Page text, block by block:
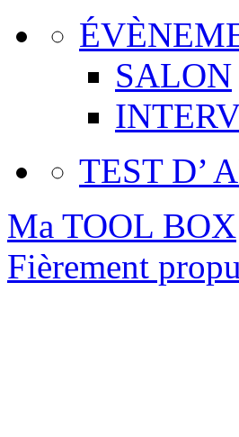
SALON
TEST D’
Ma TOOL BOX
Fièrement